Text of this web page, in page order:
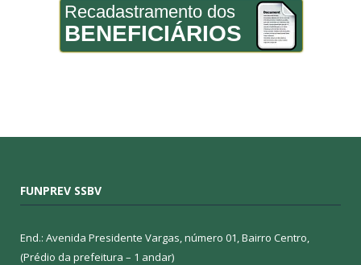
Recadastramento dos
BENEFICIÁRIOS
FUNPREV SSBV
End.: Avenida Presidente Vargas, número 01, Bairro Centro,
(Prédio da prefeitura – 1 andar)